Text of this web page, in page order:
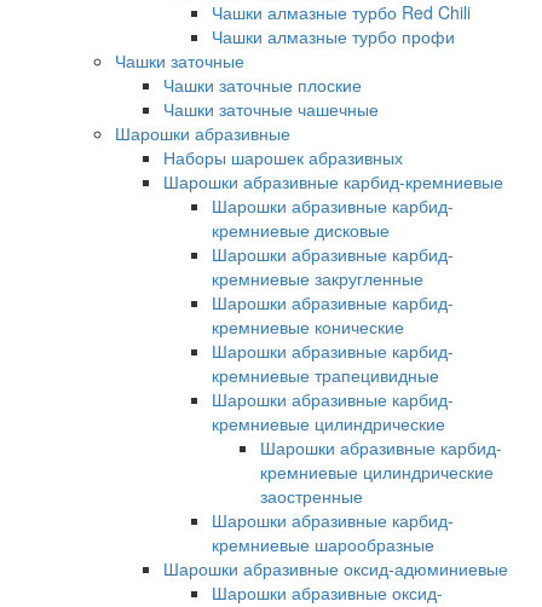
Чашки алмазные турбо Red Chili
Чашки алмазные турбо профи
Чашки заточные
Чашки заточные плоские
Чашки заточные чашечные
Шарошки абразивные
Наборы шарошек абразивных
Шарошки абразивные карбид-кремниевые
Шарошки абразивные карбид-
кремниевые дисковые
Шарошки абразивные карбид-
кремниевые закругленные
Шарошки абразивные карбид-
кремниевые конические
Шарошки абразивные карбид-
кремниевые трапецивидные
Шарошки абразивные карбид-
кремниевые цилиндрические
Шарошки абразивные карбид-
кремниевые цилиндрические
заостренные
Шарошки абразивные карбид-
кремниевые шарообразные
Шарошки абразивные оксид-адюминиевые
Шарошки абразивные оксид-